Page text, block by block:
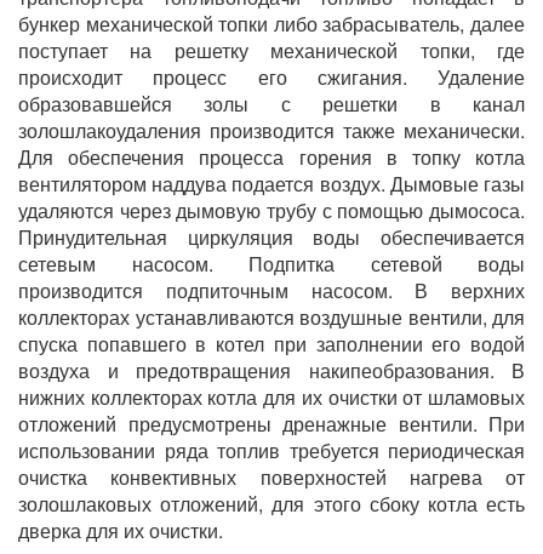
бункер механической топки либо забрасыватель, далее
поступает на решетку механической топки, где
происходит процесс его сжигания. Удаление
образовавшейся золы с решетки в канал
золошлакоудаления производится также механически.
Для обеспечения процесса горения в топку котла
вентилятором наддува подается воздух. Дымовые газы
удаляются через дымовую трубу с помощью дымососа.
Принудительная циркуляция воды обеспечивается
сетевым насосом. Подпитка сетевой воды
производится подпиточным насосом. В верхних
коллекторах устанавливаются воздушные вентили, для
спуска попавшего в котел при заполнении его водой
воздуха и предотвращения накипеобразования. В
нижних коллекторах котла для их очистки от шламовых
отложений предусмотрены дренажные вентили. При
использовании ряда топлив требуется периодическая
очистка конвективных поверхностей нагрева от
золошлаковых отложений, для этого сбоку котла есть
дверка для их очистки.